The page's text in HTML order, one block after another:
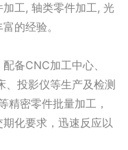
工, 轴类零件加工, 光
的经验。
备CNC加工中心、
、投影仪等生产及检测
精密零件批量加工，
化要求，迅速反应以